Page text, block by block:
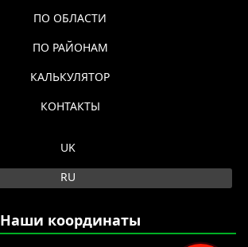
ПО ОБЛАСТИ
ПО РАЙОНАМ
КАЛЬКУЛЯТОР
КОНТАКТЫ
UK
RU
Наши координаты